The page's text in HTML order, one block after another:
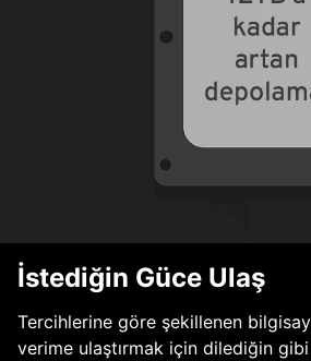
İstediğin Güce Ulaş
Tercihlerine göre şekillenen
verime ulaştırmak için dilediğin